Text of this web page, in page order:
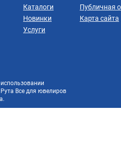
Каталоги
Новинки
Услуги
Публичная
Карта сайта
Все для ювелиров